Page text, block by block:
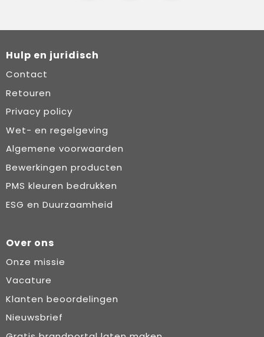
Hulp en juridisch
Contact
Retouren
Privacy policy
Wet- en regelgeving
Algemene voorwaarden
Bewerkingen producten
PMS kleuren bedrukken
ESG en Duurzaamheid
Over ons
Onze missie
Vacature
Klanten beoordelingen
Nieuwsbrief